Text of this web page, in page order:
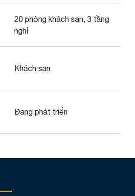
20 phòng khách sạn, 3 tầng
nghỉ
Khách sạn
Đang phát triển